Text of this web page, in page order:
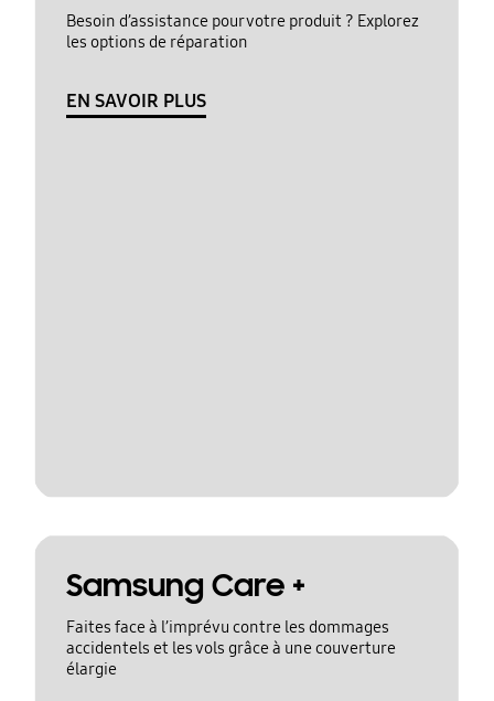
Besoin d’assistance pour votre produit ? Explorez
les options de réparation
EN SAVOIR PLUS
Samsung Care +
Faites face à l’imprévu contre les dommages
accidentels et les vols grâce à une couverture
élargie